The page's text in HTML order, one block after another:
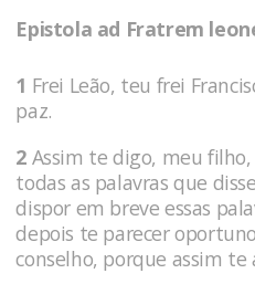
Epistola ad Fratrem
1 Frei Leão, teu frei
paz.
2 Assim te digo, meu
todas as palavras que
dispor em breve essas
depois te parecer
conselho, porque assim te